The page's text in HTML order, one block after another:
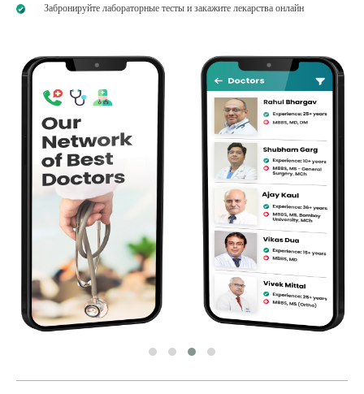
Забронируйте лабораторные тесты и закажите лекарства онлайн